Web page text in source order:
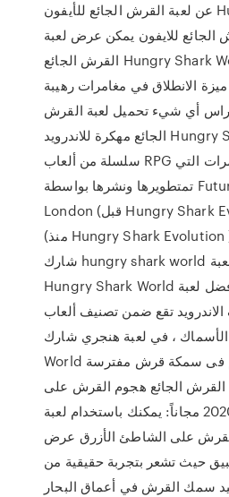
عن لعبة القرش الجائع للأيفون Hungry Shark World
الجائع للايفون يمكن عرض لعبة
القرش الجائع Hungry Shark World باستخدام هواتف
الانطلاق في مغامرات رهيبة
أي شيء تحميل لعبة القرش
الجائع مهكرة للاندرويد Hungry Shark هي عبارة عن
سلسلة من ألعاب RPG على غرار الممرات التي
تمتطويرها ونشرها بواسطة Future Games of
London (قبل Hungry Shark Evolution ) و Ubisoft
(منذ Hungry Shark Evolution ). تحميل لعبة هنجري
شارك hungry shark world مهكرة تحميل لعبة
Hungry Shark World مهكرة للاندرويد أفضل لعبة
تقع ضمن تصنيف ألعاب
الأسماك ، في لعبة هنجري شارك Hungry Shark
World يقوم اللاعب بالتحكم فى سمكة قرش مفترسة
القرش الجائع هجوم القرش على
الشاطئ الأزرق 2020 مجاناً: يمكنك باستخدام لعبة
على الشاطئ الأزرق عرض
حيث تشعر بتجربة حقيقية من
سمك القرش في أعماق البحار